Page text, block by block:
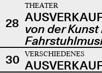
28
THEATER
von der Kunst
30
VERSCHIEDENES